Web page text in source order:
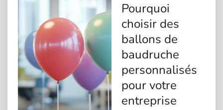
Pourquoi
choisir des
ballons de
baudruche
personnalisés
pour votre
entreprise